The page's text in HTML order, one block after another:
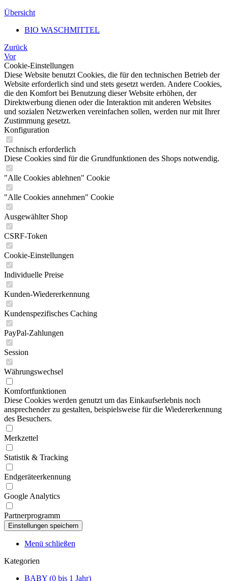
Übersicht
BIO WASCHMITTEL
Zurück
Vor
Cookie-Einstellungen
Diese Website benutzt Cookies, die für den technischen Betrieb der
Website erforderlich sind und stets gesetzt werden. Andere Cookies,
die den Komfort bei Benutzung dieser Website erhöhen, der
Direktwerbung dienen oder die Interaktion mit anderen Websites
und sozialen Netzwerken vereinfachen sollen, werden nur mit Ihrer
Zustimmung gesetzt.
Konfiguration
Technisch erforderlich
Diese Cookies sind für die Grundfunktionen des Shops notwendig.
"Alle Cookies ablehnen" Cookie
"Alle Cookies annehmen" Cookie
Ausgewählter Shop
CSRF-Token
Cookie-Einstellungen
Individuelle Preise
Kunden-Wiedererkennung
Kundenspezifisches Caching
PayPal-Zahlungen
Session
Währungswechsel
Komfortfunktionen
Diese Cookies werden genutzt um das Einkaufserlebnis noch
ansprechender zu gestalten, beispielsweise für die Wiedererkennung
des Besuchers.
Merkzettel
Statistik & Tracking
Endgeräteerkennung
Google Analytics
Partnerprogramm
Menü schließen
Kategorien
BABY (0 bis 1 Jahr)